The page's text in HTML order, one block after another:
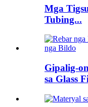
Mga
Tubing...
Gipalig-
sa Glass